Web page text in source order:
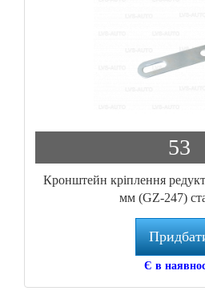
53
Кронштейн кріплення
мм (GZ-247)
Є в